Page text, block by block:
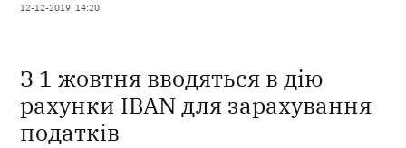
12-12-2019, 14:20
З 1 жовтня вводяться в дію
рахунки IBAN для зарахування
податків